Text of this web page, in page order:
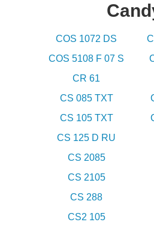
COS 1072 DS
COS 5108 F 07 S
CR 61
CS 085 TXT
CS 105 TXT
CS 125 D RU
CS 2085
CS 2105
CS 288
CS2 105